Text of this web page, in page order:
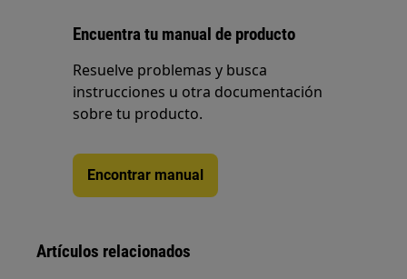
Encuentra tu manual de producto
Resuelve problemas y busca
instrucciones u otra documentación
sobre tu producto.
Encontrar manual
Artículos relacionados